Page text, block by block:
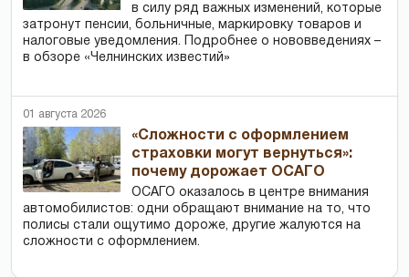
в силу ряд важных изменений, которые
затронут пенсии, больничные, маркировку товаров и
налоговые уведомления. Подробнее о нововведениях –
в обзоре «Челнинских известий»
01 августа 2026
«Сложности с оформлением
страховки могут вернуться»:
почему дорожает ОСАГО
ОСАГО оказалось в центре внимания
автомобилистов: одни обращают внимание на то, что
полисы стали ощутимо дороже, другие жалуются на
сложности с оформлением.